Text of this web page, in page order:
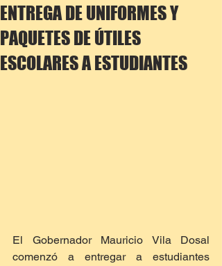
ENTREGA DE UNIFORMES Y
PAQUETES DE ÚTILES
ESCOLARES A ESTUDIANTES
El Gobernador Mauricio Vila Dosal
comenzó a entregar a estudiantes